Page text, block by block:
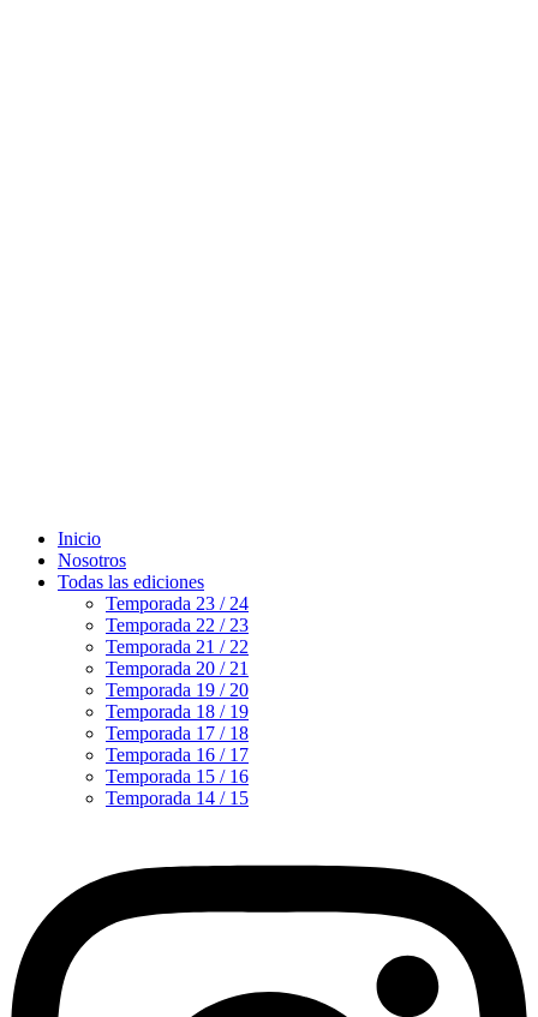
Inicio
Nosotros
Todas las ediciones
Temporada 23 / 24
Temporada 22 / 23
Temporada 21 / 22
Temporada 20 / 21
Temporada 19 / 20
Temporada 18 / 19
Temporada 17 / 18
Temporada 16 / 17
Temporada 15 / 16
Temporada 14 / 15